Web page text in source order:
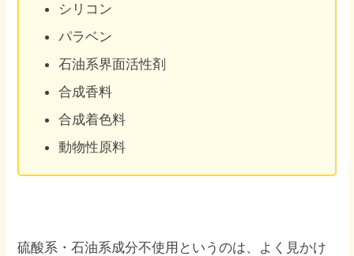
シリコン
パラベン
石油系界面活性剤
合成香料
合成着色料
動物性原料
硫酸系・石油系成分不使用というのは、よく見かけ